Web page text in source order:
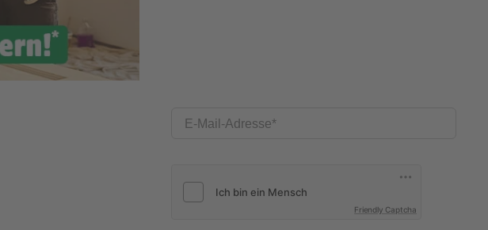
E-Mail-Adresse
Friendly Captcha